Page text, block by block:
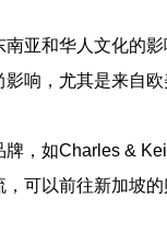
亚和华人文化的
响，尤其是来自
，如Charles &
可以前往新加坡